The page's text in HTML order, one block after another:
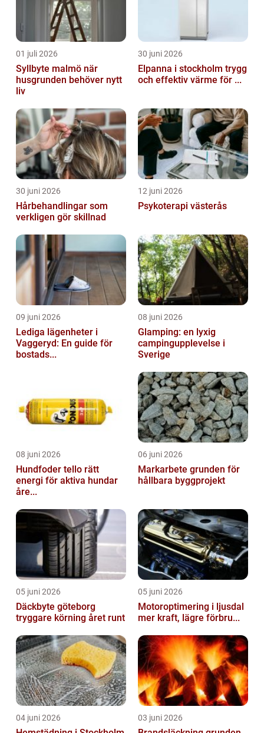
01 juli 2026
Syllbyte malmö när
husgrunden behöver nytt
liv
30 juni 2026
Elpanna i stockholm trygg
och effektiv värme för ...
30 juni 2026
Hårbehandlingar som
verkligen gör skillnad
12 juni 2026
Psykoterapi västerås
09 juni 2026
Lediga lägenheter i
Vaggeryd: En guide för
bostads...
08 juni 2026
Glamping: en lyxig
campingupplevelse i
Sverige
08 juni 2026
Hundfoder tello rätt
energi för aktiva hundar
åre...
06 juni 2026
Markarbete grunden för
hållbara byggprojekt
05 juni 2026
Däckbyte göteborg
tryggare körning året runt
05 juni 2026
Motoroptimering i ljusdal
mer kraft, lägre förbru...
04 juni 2026 03 juni 2026